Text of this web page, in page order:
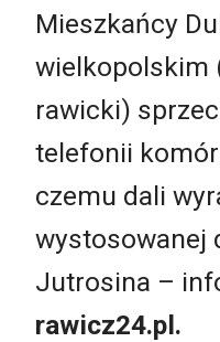
Mieszkańcy
wielkopolskim
rawicki)
telefonii
czemu dali
wystosowanej
Jutrosina –
rawicz24.pl.